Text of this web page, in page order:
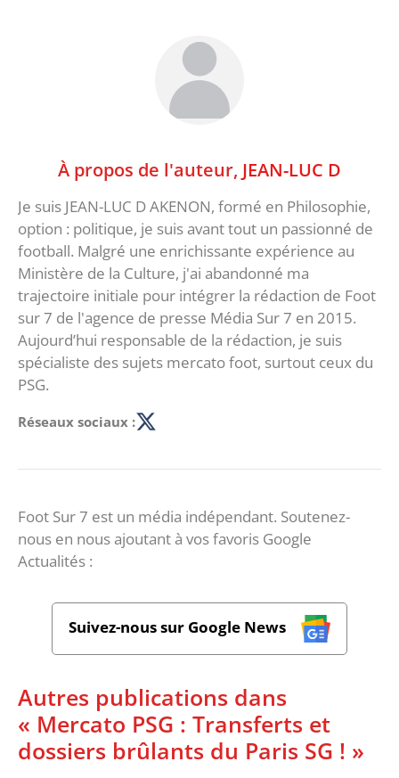
À propos de l'auteur, JEAN-LUC D
Je suis JEAN-LUC D AKENON, formé en Philosophie,
option : politique, je suis avant tout un passionné de
football. Malgré une enrichissante expérience au
Ministère de la Culture, j'ai abandonné ma
trajectoire initiale pour intégrer la rédaction de Foot
sur 7 de l'agence de presse Média Sur 7 en 2015.
Aujourd’hui responsable de la rédaction, je suis
spécialiste des sujets mercato foot, surtout ceux du
PSG.
Réseaux sociaux :
Foot Sur 7 est un média indépendant. Soutenez-
nous en nous ajoutant à vos favoris Google
Actualités :
Suivez-nous sur Google News
Autres publications dans
« Mercato PSG : Transferts et
dossiers brûlants du Paris SG ! »